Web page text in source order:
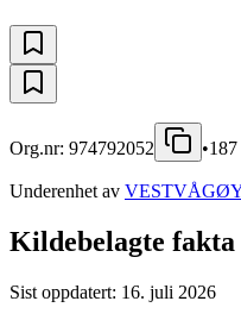
Org.nr: 974792052 •187
Underenhet av
Kildebelagte fakta
Sist oppdatert: 16. juli 2026